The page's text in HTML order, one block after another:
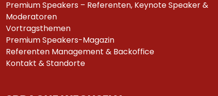
Premium Speakers – Referenten, Keynote Speaker &
Moderatoren
Vortragsthemen
Premium Speakers-Magazin
Referenten Management & Backoffice
Kontakt & Standorte